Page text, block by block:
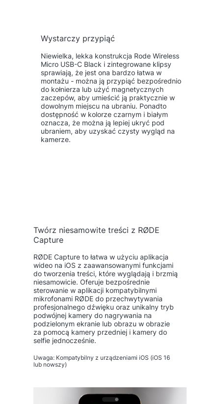
Wystarczy przypiąć
Niewielka, lekka konstrukcja Rode Wireless
Micro USB-C Black i zintegrowane klipsy
sprawiają, że jest ona bardzo łatwa w
montażu - można ją przypiąć bezpośrednio
do kołnierza lub użyć magnetycznych
zaczepów, aby umieścić ją praktycznie w
dowolnym miejscu na ubraniu. Ponadto
dostępność w kolorze czarnym i białym
oznacza, że można ją lepiej ukryć pod
ubraniem, aby uzyskać czysty wygląd na
kamerze.
Twórz niesamowite treści z RØDE
Capture
RØDE Capture to łatwa w użyciu aplikacja
wideo na iOS z zaawansowanymi funkcjami
do tworzenia treści, które wyglądają i brzmią
niesamowicie. Oferuje bezpośrednie
sterowanie w aplikacji kompatybilnymi
mikrofonami RØDE do przechwytywania
profesjonalnego dźwięku oraz unikalny tryb
podwójnej kamery do nagrywania na
podzielonym ekranie lub obrazu w obrazie
za pomocą kamery przedniej i kamery do
selfie jednocześnie.
Uwaga: Kompatybilny z urządzeniami iOS (iOS 16
lub nowszy)